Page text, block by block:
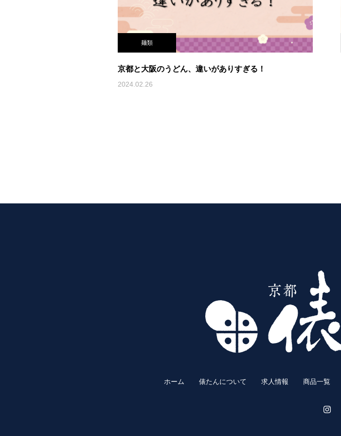
麺類
京都と大阪のうどん、違いがありすぎる！
2024.02.26
ホーム 俵たんについて 求人情報 商品一覧